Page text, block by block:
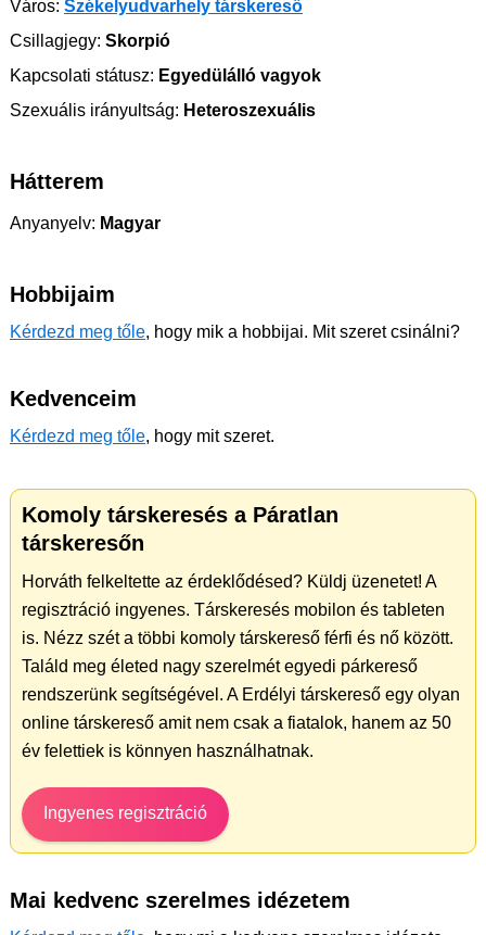
Város: Székelyudvarhely társkereső
Csillagjegy: Skorpió
Kapcsolati státusz: Egyedülálló vagyok
Szexuális irányultság: Heteroszexuális
Hátterem
Anyanyelv: Magyar
Hobbijaim
Kérdezd meg tőle, hogy mik a hobbijai. Mit szeret csinálni?
Kedvenceim
Kérdezd meg tőle, hogy mit szeret.
Komoly társkeresés a Páratlan
társkeresőn
Horváth felkeltette az érdeklődésed? Küldj üzenetet! A
regisztráció ingyenes. Társkeresés mobilon és tableten
is. Nézz szét a többi komoly társkereső férfi és nő között.
Találd meg életed nagy szerelmét egyedi párkereső
rendszerünk segítségével. A Erdélyi társkereső egy olyan
online társkereső amit nem csak a fiatalok, hanem az 50
év felettiek is könnyen használhatnak.
Ingyenes regisztráció
Mai kedvenc szerelmes idézetem